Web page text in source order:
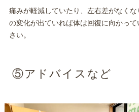
痛みが軽減していたり、左右差がなく
の変化が出ていれば体は回復に向かっ
さい。
⑤アドバイスなど